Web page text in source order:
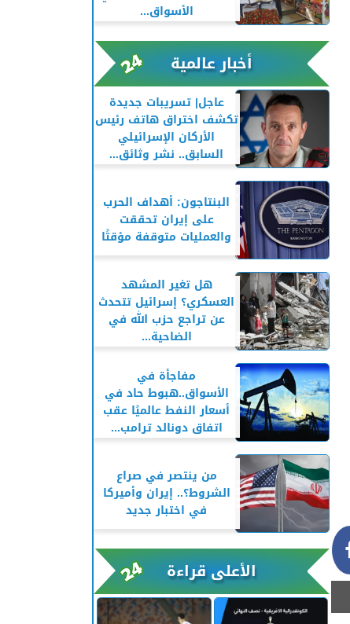
الأسواق...
أخبار عالمية
عاجل| تسريبات جديدة
تكشف اختراق هاتف رئيس
الأركان الإسرائيلي
السابق.. نشر وثائق...
البنتاجون: أهداف الحرب
على إيران تحققت
والعمليات متوقفة مؤقتًا
هل تغير المشهد
العسكري؟ إسرائيل تتحدث
عن تراجع حزب الله في
الضاحية...
مفاجأة في
الأسواق..هبوط حاد في
أسعار النفط عالميًا عقب
اتفاق دونالد ترامب...
من ينتصر في صراع
الشروط؟.. إيران وأميركا
في اختبار جديد
الأعلى قراءة